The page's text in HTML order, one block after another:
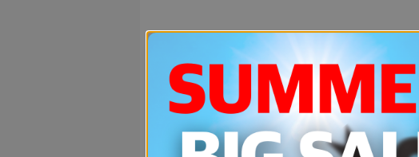
예상치 못한 에러입니다.